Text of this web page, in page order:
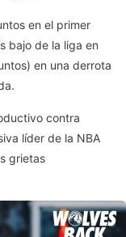
en el primer
bajo de la liga en
en una derrota
contra
líder de la NBA
grietas